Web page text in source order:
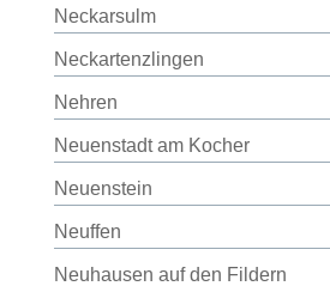
Neckarsulm
Neckartenzlingen
Nehren
Neuenstadt am Kocher
Neuenstein
Neuffen
Neuhausen auf den Fildern